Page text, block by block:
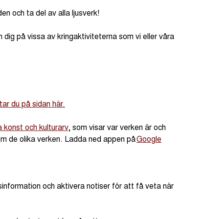
och ta del av alla ljusverk!
på vissa av kringaktiviteterna som vi eller våra
du på sidan här.
konst och kulturarv, som visar var verken är och
de olika verken. Ladda ned appen påGoogle
och aktivera notiser för att få veta när